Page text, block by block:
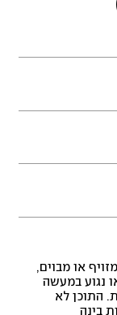
או מבוים,
נגוע במעשה
התוכן לא
בינה